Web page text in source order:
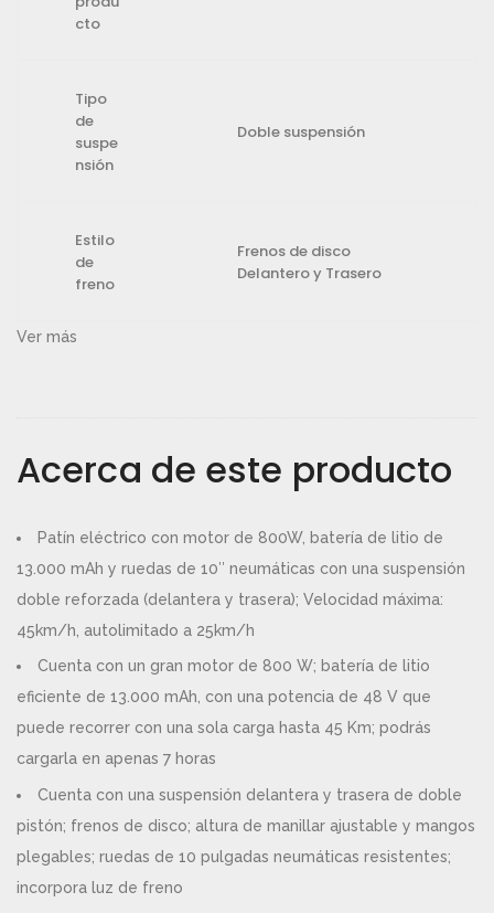
cto
Tipo
de
suspe
nsión
Doble suspensión
Estilo
de
freno
Frenos de disco
Delantero y Trasero
Ver más
Acerca de este producto
Patín eléctrico con motor de 800W, batería de litio de
13.000 mAh y ruedas de 10″ neumáticas con una suspensión
doble reforzada (delantera y trasera); Velocidad máxima:
45km/h, autolimitado a 25km/h
Cuenta con un gran motor de 800 W; batería de litio
eficiente de 13.000 mAh, con una potencia de 48 V que
puede recorrer con una sola carga hasta 45 Km; podrás
cargarla en apenas 7 horas
Cuenta con una suspensión delantera y trasera de doble
pistón; frenos de disco; altura de manillar ajustable y mangos
plegables; ruedas de 10 pulgadas neumáticas resistentes;
incorpora luz de freno